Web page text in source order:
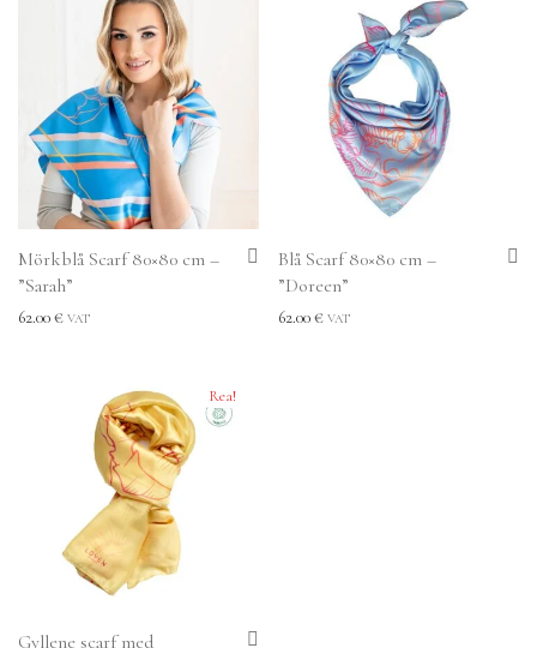
Mörkblå Scarf 80×80 cm –
”Sarah”
62.00€ VAT
Blå Scarf 80×80 cm –
”Doreen”
62.00€ VAT
Rea!
Gyllene scarf med